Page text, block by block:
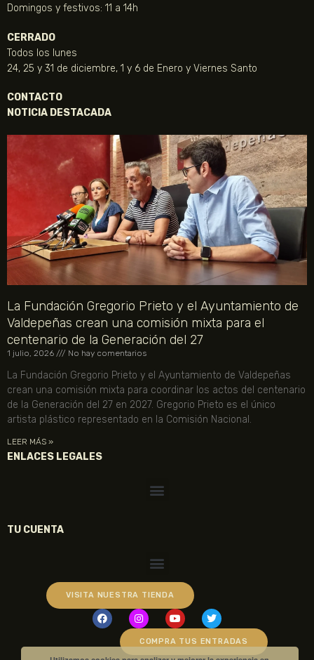
Domingos y festivos: 11 a 14h
CERRADO
Todos los lunes
24, 25 y 31 de diciembre, 1 y 6 de Enero y Viernes Santo
CONTACTO
NOTICIA DESTACADA
La Fundación Gregorio Prieto y el Ayuntamiento de
Valdepeñas crean una comisión mixta para el
centenario de la Generación del 27
1 julio, 2026 No hay comentarios
La Fundación Gregorio Prieto y el Ayuntamiento de Valdepeñas
crean una comisión mixta para coordinar los actos del centenario
de la Generación del 27 en 2027. Gregorio Prieto es el único
artista plástico representado en la Comisión Nacional.
LEER MÁS »
ENLACES LEGALES
TU CUENTA
VISITA NUESTRA TIENDA
COMPRA TUS ENTRADAS